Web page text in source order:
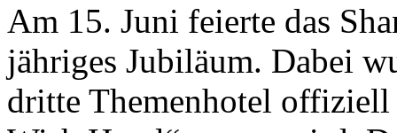
Am 15. Juni feierte das
jähriges Jubiläum. Dabei
dritte Themenhotel offiziell